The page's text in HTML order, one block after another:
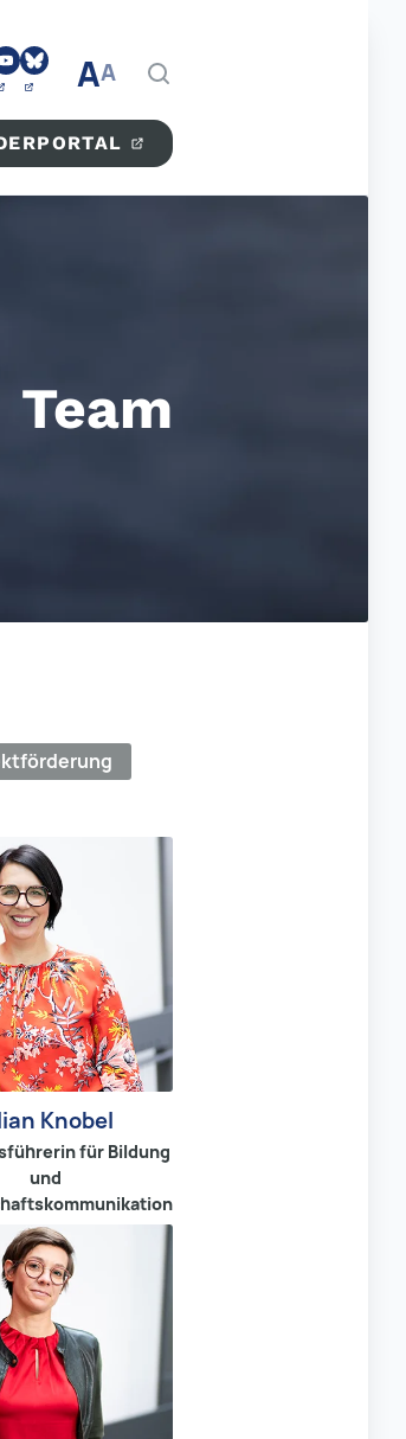
AA
Team
Knobel
für Bildung
und